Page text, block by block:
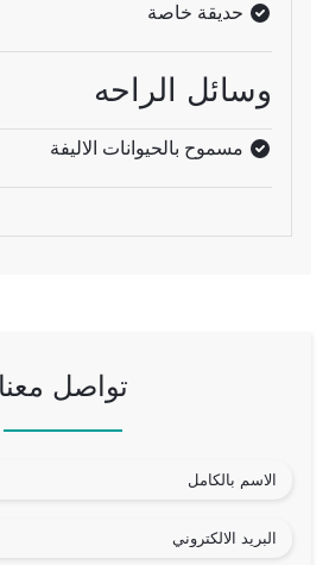
حديقة خاصة
وسائل الراحه
مسموح بالحيوانات الاليفة
تواصل معنا